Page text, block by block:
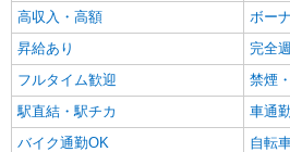
高収入・高額
ボー
昇給あり
完全
フルタイム歓迎
禁煙
駅直結・駅チカ
車通
バイク通勤OK
自転